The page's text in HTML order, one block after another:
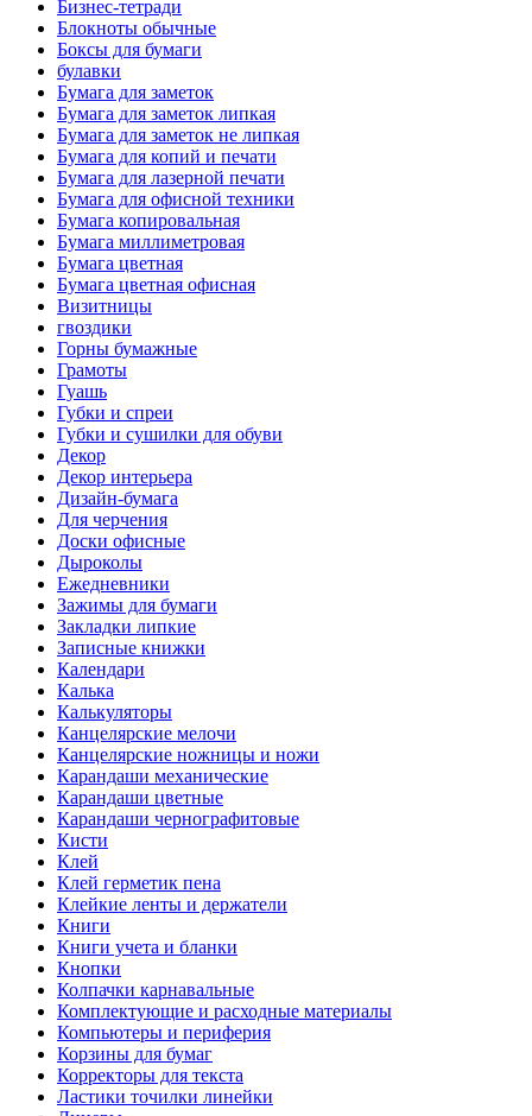
Бизнес-тетради
Блокноты обычные
Боксы для бумаги
булавки
Бумага для заметок
Бумага для заметок липкая
Бумага для заметок не липкая
Бумага для копий и печати
Бумага для лазерной печати
Бумага для офисной техники
Бумага копировальная
Бумага миллиметровая
Бумага цветная
Бумага цветная офисная
Визитницы
гвоздики
Горны бумажные
Грамоты
Гуашь
Губки и спреи
Губки и сушилки для обуви
Декор
Декор интерьера
Дизайн-бумага
Для черчения
Доски офисные
Дыроколы
Ежедневники
Зажимы для бумаги
Закладки липкие
Записные книжки
Календари
Калька
Калькуляторы
Канцелярские мелочи
Канцелярские ножницы и ножи
Карандаши механические
Карандаши цветные
Карандаши чернографитовые
Кисти
Клей
Клей герметик пена
Клейкие ленты и держатели
Книги
Книги учета и бланки
Кнопки
Колпачки карнавальные
Комплектующие и расходные материалы
Компьютеры и периферия
Корзины для бумаг
Корректоры для текста
Ластики точилки линейки